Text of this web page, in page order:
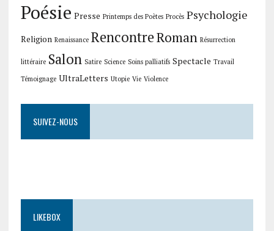
Poésie Presse Printemps des Poètes Procès Psychologie
Religion Renaissance RencontreRoman Résurrection
littéraire Salon Satire Science Soins palliatifs Spectacle Travail
Témoignage UltraLetters Utopie Vie Violence
SUIVEZ-NOUS
LIKEBOX